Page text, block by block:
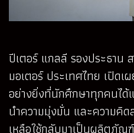
ปีเตอร์ แกลลี รองประธาน
มอเตอร์ ประเทศไทย เปิด
อย่างยิ่งที่นักศึกษาทุกคนได้
นำความมุ่งมั่น และความคิด
เหลือใช้กลับมาเป็นผลิตภัณ